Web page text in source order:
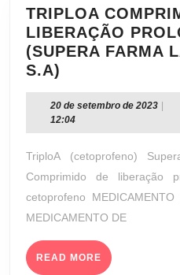
TRIPLOA
LIBERAÇÃO
(SUPERA FARMA
S.A)
COMPRIMIDO
DE
LIBERAÇÃO
150
MG
(SUPERA
FARMA
S.A)
20 de setembro de 202320
2023
12:04
TriploA (cetoprofeno)
Comprimido de liberação
cetoprofeno MEDICAMENTO
MEDICAMENTO DE
READ MORE READ
MORE